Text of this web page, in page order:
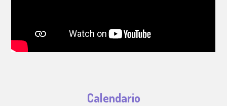
Calendario